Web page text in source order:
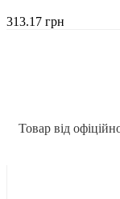
313.17 грн
Товар від